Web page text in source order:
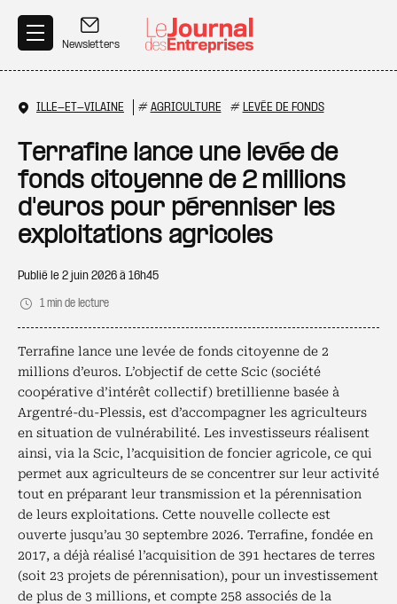
Newsletters
ILLE-ET-VILAINE # AGRICULTURE # LEVÉE DE FONDS
Terrafine lance une levée de
fonds citoyenne de 2 millions
d'euros pour pérenniser les
exploitations agricoles
Publié le 2 juin 2026 à 16h45
1 min de lecture
Terrafine lance une levée de fonds citoyenne de 2
millions d’euros. L’objectif de cette Scic (société
coopérative d’intérêt collectif) bretillienne basée à
Argentré-du-Plessis, est d’accompagner les agriculteurs
en situation de vulnérabilité. Les investisseurs réalisent
ainsi, via la Scic, l’acquisition de foncier agricole, ce qui
permet aux agriculteurs de se concentrer sur leur activité
tout en préparant leur transmission et la pérennisation
de leurs exploitations. Cette nouvelle collecte est
ouverte jusqu’au 30 septembre 2026. Terrafine, fondée en
2017, a déjà réalisé l’acquisition de 391 hectares de terres
(soit 23 projets de pérennisation), pour un investissement
de plus de 3 millions, et compte 258 associés de la